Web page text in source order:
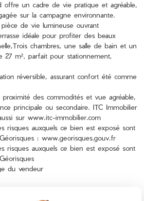
offre un cadre de vie pratique et agréable,
sur la campagne environnante.
de vie lumineuse ouvrant
idéale pour profiter des beaux
chambres, une salle de bain et un
27 m², parfait pour stationnement,
réversible, assurant confort été comme
des commodités et vue agréable,
principale ou secondaire. ITC Immobilier
sur www.itc-immobilier.com
risques auxquels ce bien est exposé sont
: www.georisques.gouv.fr
risques auxquels ce bien est exposé sont
Géorisques
du vendeur